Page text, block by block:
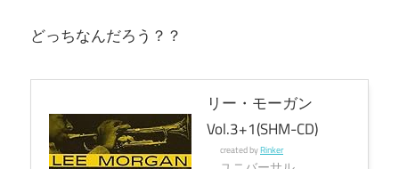
どっちなんだろう？？
リー・モーガン
Vol.3+1(SHM-CD)
created byRinker